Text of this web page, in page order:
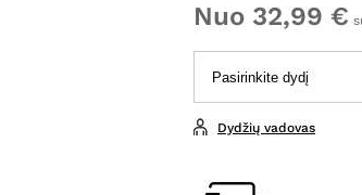
Nuo 32,99 €
Dydžių vadovas